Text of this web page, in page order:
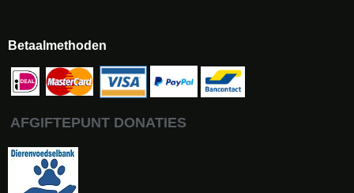
Betaalmethoden
AFGIFTEPUNT DONATIES